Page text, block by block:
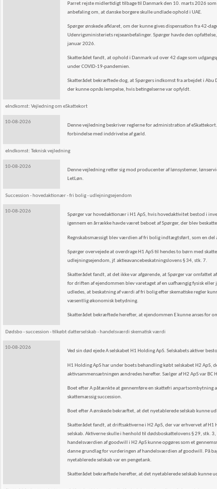
Parret rejste midlertidigt tilbage til Danmark den 10. marts 2026
anbefaling om, at danske borgere skulle undlade ophold i UAE.
Spørger ønskede afklaret, om der kunne gives dispensation fra 42-
Udenrigsministeriets rejseanbefalinger. Spørger havde den
januar 2026.
Skatterådet fandt, at ophold i Danmark ud over 42 dage som
under COVID-19-pandemien.
Skatterådet bekræftede dog, at Spørgers indkomst fra arbejdet i
der kunne opnås lempelse, hvis betingelserne var opfyldt.
eIndkomst: Vejledning om eSkattekort
10-08-2026
Denne vejledning beskriver reglerne for administration af
forbindelse med inddrivelse af gæld.
eIndkomst: Teknisk vejledning
10-08-2026
Denne vejledning retter sig mod producenter af lønsystemer,
LetLøn.
Succession - hovedaktionær - fri bolig - udlejningsejendom
10-08-2026
Spørger var hovedaktionær i H1 ApS, hvis hovedaktivitet bestod i
igennem en årrække havde været beboet af Spørger, der blev
Regnskabsmæssigt blev værdien af fri bolig indtægtsført, som en
Spørger overvejede at overdrage H1 ApS til hendes to børn med
udlejningsejendom, jf. aktieavancebeskatningslovens § 34, stk. 7.
Skatterådet fandt, at det ikke var afgørende, at Spørger var
for driften af ejendommen blev varetaget af en uafhængig fysisk
udledes, at beskatning af værdi af fri bolig efter skematiske regler
væsentlig økonomisk betydning.
Skatterådet bekræftede herefter, at ejendommen E kunne anses for
Dødsbo - succession - tilkøbt datterselskab - handelsværdi skematisk værdi
10-08-2026
Ved sin død ejede A selskabet H1 Holding ApS. Selskabets aktiver
H1 Holding ApS har under boets behandling købt selskabet H2
aktivsammensætningen ændredes herefter. Sælger af H2 ApS var BC
Boet efter A påtænkte at gennemføre en skattefri anpartsombytning
skattemæssig succession.
Boet efter A ønskede bekræftet, at det nyetablerede selskab kunne
Skatterådet fandt, at driftsaktiverne i H2 ApS, der var erhvervet af
selskab. Aktiverne skulle i henhold til dødsboskattelovens § 29, stk.
handelsværdien af goodwill i H2 ApS kunne opgøres som et
danne grundlag for vurderingen af handelsværdien af goodwill. På
nyetablerede selskab var en pengetank.
Skatterådet bekræftede herefter, at det nyetablerede selskab kunne